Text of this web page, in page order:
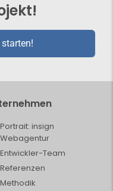
Portrait: insign
Webagentur
Entwickler-Team
Referenzen
Methodik